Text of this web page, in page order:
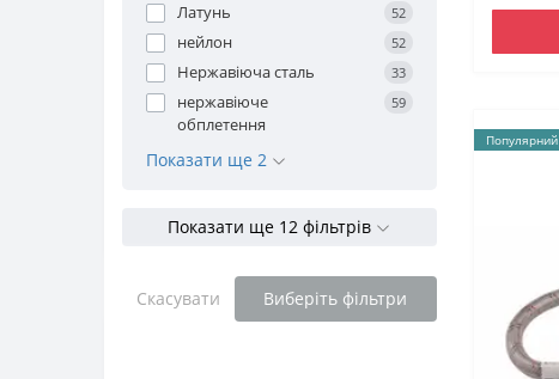
Латунь 52
нейлон 52
Нержавіюча сталь 33
нержавіюче
обплетення
59
Показати ще 2
Показати ще 12 фільтрів
Скасувати Виберіть фільтри
Популярний